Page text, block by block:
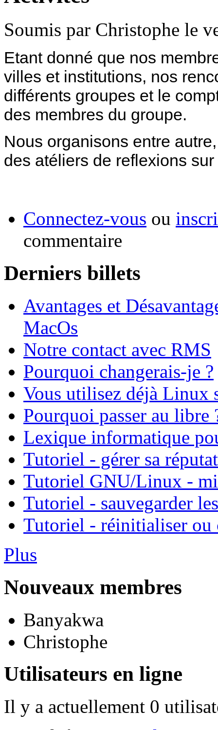
Soumis par Christophe le
Etant donné que nos
villes et institutions, nos
différents groupes et le
des membres du groupe.
Nous organisons entre
des atéliers de reflexions
Connectez-vous ou
commentaire
Derniers billets
Avantages et
MacOs
Notre contact avec RMS
Pourquoi changerais-je ?
Vous utilisez déjà Linux
Pourquoi passer au libre
Lexique informatique
Tutoriel - gérer sa
Tutoriel GNU/Linux -
Tutoriel - sauvegarder
Tutoriel - réinitialiser ou
Plus
Nouveaux membres
Banyakwa
Christophe
Utilisateurs en ligne
Il y a actuellement 0